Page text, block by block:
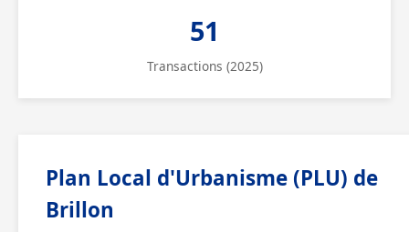
51
Transactions (2025)
Plan Local d'Urbanisme (PLU) de
Brillon